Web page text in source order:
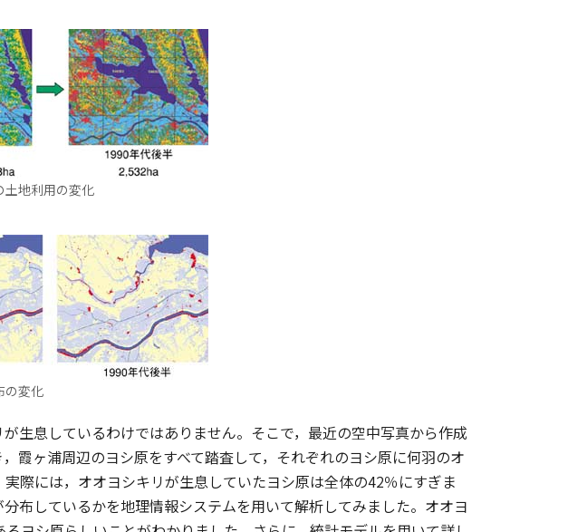
地利用の変化
変化
生息しているわけではありません。そこで，最近の空中写真から作成
霞ヶ浦周辺のヨシ原をすべて踏査して，それぞれのヨシ原に何羽のオ
際には，オオヨシキリが生息していたヨシ原は全体の42％にすぎま
布しているかを地理情報システムを用いて解析してみました。オオヨ